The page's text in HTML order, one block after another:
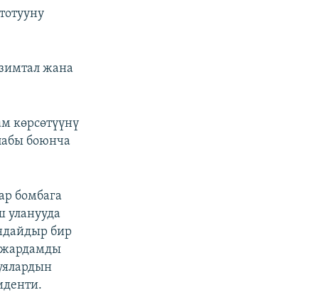
жана
көрсөтүүнү
боюнча
бомбага
уланууда
бир
жардамды